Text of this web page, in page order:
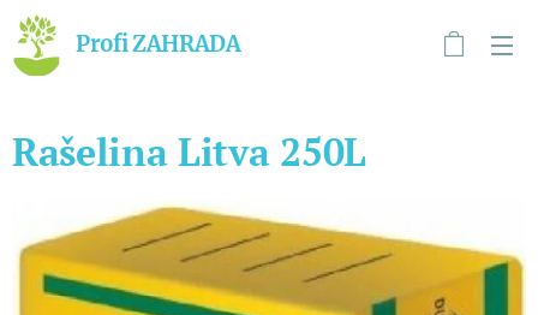
Profi ZAHRADA
Rašelina Litva 250L